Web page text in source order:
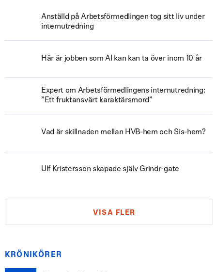
Anställd på Arbetsförmedlingen tog sitt liv under
internutredning
Här är jobben som AI kan kan ta över inom 10 år
Expert om Arbetsförmedlingens internutredning:
”Ett fruktansvärt karaktärsmord”
Vad är skillnaden mellan HVB-hem och Sis-hem?
Ulf Kristersson skapade själv Grindr-gate
VISA FLER
KRÖNIKÖRER